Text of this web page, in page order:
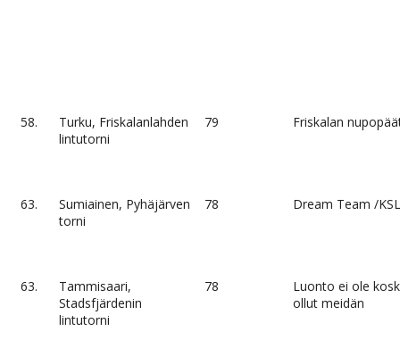
58.
Turku, Friskalanlahden
lintutorni
79 Friskalan
63.
Sumiainen, Pyhäjärven
torni
78 Dream Team /
63.
Tammisaari,
Stadsfjärdenin
lintutorni
78
Luonto ei ole
ollut meidän